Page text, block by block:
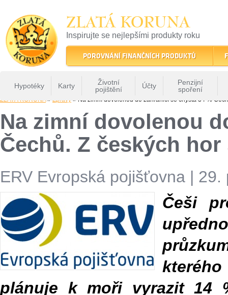
ZLATÁ KORUNA
Inspirujte se nejlepšími produkty roku
22 let tradice a kvality na finančním trhu
POROVNÁNÍ FINANČNÍCH PRODUKTŮ
Hypotéky Karty
Životní
pojištění
Účty
Penzijní
spoření
ZLATÁ KORUNA» Zprávy » Na zimní dovolenou do zahraničí se chystá 34 %
Na zimní dovolenou
Čechů. Z českých
ERV Evropská pojišťovna | 29.
Češi
plánuje k moři vyrazit 14